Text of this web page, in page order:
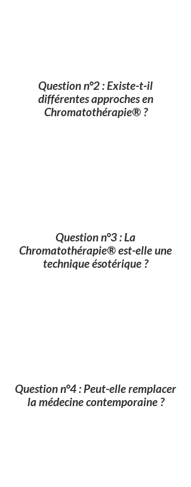
Question n°2 : Existe-t-il
différentes approches en
Chromatothérapie® ?
Question n°3 : La
Chromatothérapie® est-elle une
technique ésotérique ?
Question n°4 : Peut-elle remplacer
la médecine contemporaine ?